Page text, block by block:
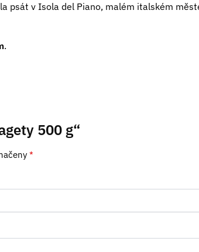
psát v Isola del Piano, malém italském
.
500 g“
*